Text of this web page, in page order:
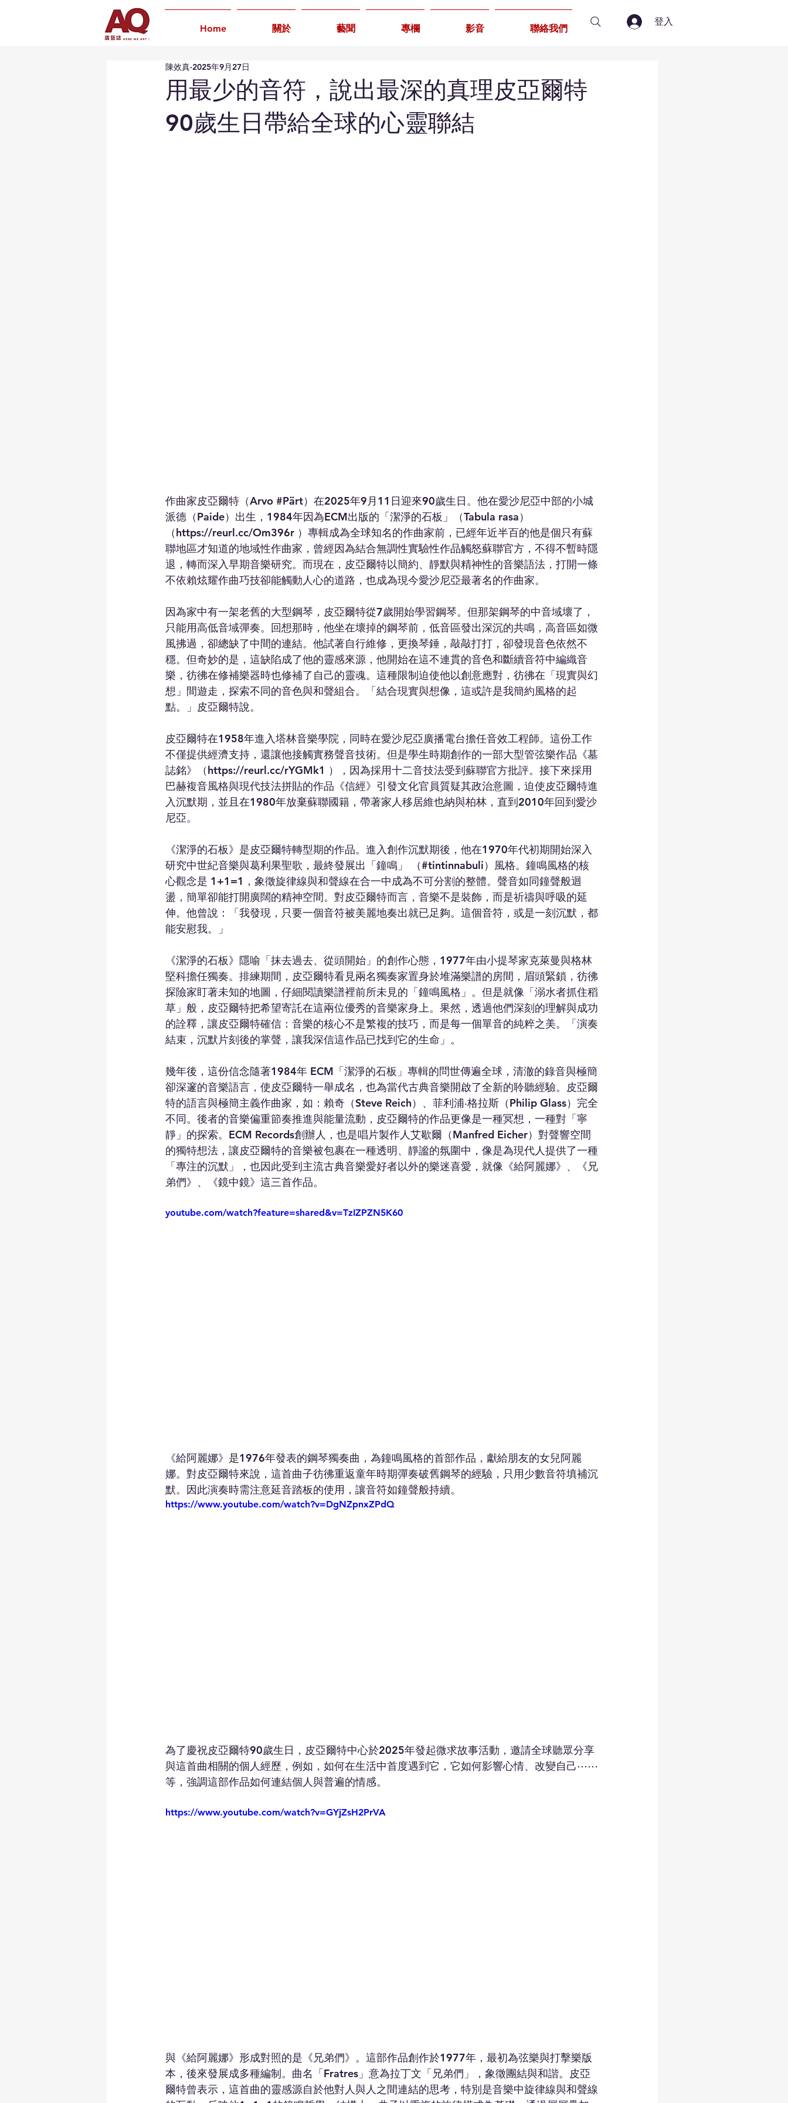
Home 關於 藝聞 專欄 影音 聯絡我們
登入
用最少的音符，說出最深的真理皮亞爾特
90歲生日帶給全球的心靈聯結
陳效真 2025年9月27日
作曲家皮亞爾特（Arvo #Pärt）在2025年9月11日迎來90歲生日。他在愛沙尼亞中部的小城
派德（Paide）出生，1984年因為ECM出版的「潔淨的石板」（Tabula rasa）
（https://reurl.cc/Om396r ）專輯成為全球知名的作曲家前，已經年近半百的他是個只有蘇
聯地區才知道的地域性作曲家，曾經因為結合無調性實驗性作品觸怒蘇聯官方，不得不暫時隱
退，轉而深入早期音樂研究。而現在，皮亞爾特以簡約、靜默與精神性的音樂語法，打開一條
不依賴炫耀作曲巧技卻能觸動人心的道路，也成為現今愛沙尼亞最著名的作曲家。
因為家中有一架老舊的大型鋼琴，皮亞爾特從7歲開始學習鋼琴。但那架鋼琴的中音域壞了，
只能用高低音域彈奏。回想那時，他坐在壞掉的鋼琴前，低音區發出深沉的共鳴，高音區如微
風拂過，卻總缺了中間的連結。他試著自行維修，更換琴錘，敲敲打打，卻發現音色依然不
穩。但奇妙的是，這缺陷成了他的靈感來源，他開始在這不連貫的音色和斷續音符中編織音
樂，彷彿在修補樂器時也修補了自己的靈魂。這種限制迫使他以創意應對，彷彿在「現實與幻
想」間遊走，探索不同的音色與和聲組合。「結合現實與想像，這或許是我簡約風格的起
點。」皮亞爾特說。
皮亞爾特在1958年進入塔林音樂學院，同時在愛沙尼亞廣播電台擔任音效工程師。這份工作
不僅提供經濟支持，還讓他接觸實務聲音技術。但是學生時期創作的一部大型管弦樂作品《墓
誌銘》（https://reurl.cc/rYGMk1 ），因為採用十二音技法受到蘇聯官方批評。接下來採用
巴赫複音風格與現代技法拼貼的作品《信經》引發文化官員質疑其政治意圖，迫使皮亞爾特進
入沉默期，並且在1980年放棄蘇聯國籍，帶著家人移居維也納與柏林，直到2010年回到愛沙
尼亞。
《潔淨的石板》是皮亞爾特轉型期的作品。進入創作沉默期後，他在1970年代初期開始深入
研究中世紀音樂與葛利果聖歌，最終發展出「鐘鳴」 （#tintinnabuli）風格。鐘鳴風格的核
心觀念是 1+1=1，象徵旋律線與和聲線在合一中成為不可分割的整體。聲音如同鐘聲般迴
盪，簡單卻能打開廣闊的精神空間。對皮亞爾特而言，音樂不是裝飾，而是祈禱與呼吸的延
伸。他曾說：「我發現，只要一個音符被美麗地奏出就已足夠。這個音符，或是一刻沉默，都
能安慰我。」
《潔淨的石板》隱喻「抹去過去、從頭開始」的創作心態，1977年由小提琴家克萊曼與格林
堅科擔任獨奏。排練期間，皮亞爾特看見兩名獨奏家置身於堆滿樂譜的房間，眉頭緊鎖，彷彿
探險家盯著未知的地圖，仔細閱讀樂譜裡前所未見的「鐘鳴風格」。但是就像「溺水者抓住稻
草」般，皮亞爾特把希望寄託在這兩位優秀的音樂家身上。果然，透過他們深刻的理解與成功
的詮釋，讓皮亞爾特確信：音樂的核心不是繁複的技巧，而是每一個單音的純粹之美。「演奏
結束，沉默片刻後的掌聲，讓我深信這作品已找到它的生命」。
幾年後，這份信念隨著1984年 ECM「潔淨的石板」專輯的問世傳遍全球，清澈的錄音與極簡
卻深邃的音樂語言，使皮亞爾特一舉成名，也為當代古典音樂開啟了全新的聆聽經驗。皮亞爾
特的語言與極簡主義作曲家，如：賴奇（Steve Reich）、菲利浦‧格拉斯（Philip Glass）完全
不同。後者的音樂偏重節奏推進與能量流動，皮亞爾特的作品更像是一種冥想，一種對「寧
靜」的探索。ECM Records創辦人，也是唱片製作人艾歇爾（Manfred Eicher）對聲響空間
的獨特想法，讓皮亞爾特的音樂被包裹在一種透明、靜謐的氛圍中，像是為現代人提供了一種
「專注的沉默」，也因此受到主流古典音樂愛好者以外的樂迷喜愛，就像《給阿麗娜》、《兄
弟們》、《鏡中鏡》這三首作品。
youtube.com/watch?feature=shared&v=TzIZPZN5K60
《給阿麗娜》是1976年發表的鋼琴獨奏曲，為鐘鳴風格的首部作品，獻給朋友的女兒阿麗
娜。對皮亞爾特來說，這首曲子彷彿重返童年時期彈奏破舊鋼琴的經驗，只用少數音符填補沉
默。因此演奏時需注意延音踏板的使用，讓音符如鐘聲般持續。
https://www.youtube.com/watch?v=DgNZpnxZPdQ
為了慶祝皮亞爾特90歲生日，皮亞爾特中心於2025年發起微求故事活動，邀請全球聽眾分享
與這首曲相關的個人經歷，例如，如何在生活中首度遇到它，它如何影響心情、改變自己⋯⋯
等，強調這部作品如何連結個人與普遍的情感。
https://www.youtube.com/watch?v=GYjZsH2PrVA
與《給阿麗娜》形成對照的是《兄弟們》。這部作品創作於1977年，最初為弦樂與打擊樂版
本，後來發展成多種編制。曲名「Fratres」意為拉丁文「兄弟們」，象徵團結與和諧。皮亞
爾特曾表示，這首曲的靈感源自於他對人與人之間連結的思考，特別是音樂中旋律線與和聲線